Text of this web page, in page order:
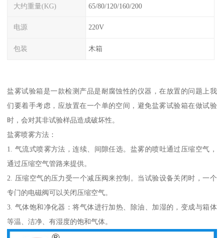
大约重量(KG) 65/80/120/160/200
电源 220V
包装 木箱
盐雾试验箱是一款检测产品是耐腐蚀性的仪器，在放置的问题上我
们要着手考虑，应放置在一个单的空间，避免盐雾试验箱在做试验
时，会对其非试验样品造成破坏性。
盐雾喷雾方法：
1. 气流式喷雾方法，连续、间隙任选。盐雾的喷吐通过压缩空气，
通过压缩空气管路来提供。
2. 压缩空气的压力受一个减压阀来控制。当试验设备关闭时，一个
专门的电磁阀可以关闭压缩空气。
3. 气体饱和净化器：将气体进行加热、除油、加湿的，变成与箱体
等温、洁净、有湿度的饱和气体。